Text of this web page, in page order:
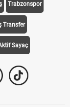
Trabzonspor
Transfer
Sayaç